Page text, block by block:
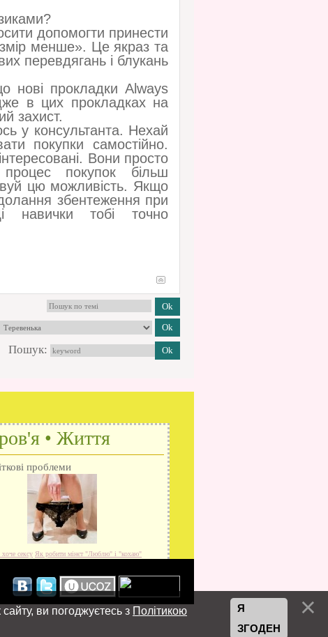
допомогти принести
менше». Це якраз та
перевдягань і блукань
нові прокладки Always
в цих прокладках на
захист.
у консультанта. Нехай
покупки самостійно.
Вони просто
покупок більш
цю можливість. Якщо
збентеження при
навички тобі точно
Пошук:
• Життя
проблеми
сексу Як робити мінєт "Люблю" і "кохаю"
ви погоджуєтесь з Політикою
Я
ЗГОДЕН